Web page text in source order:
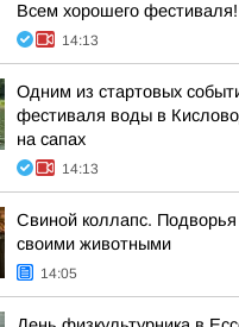
Всем хорошего фестиваля!
14:13
Одним из стартовых
фестиваля воды в
на сапах
14:13
Свиной коллапс.
своими животными
14:05